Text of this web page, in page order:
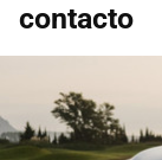
contacto